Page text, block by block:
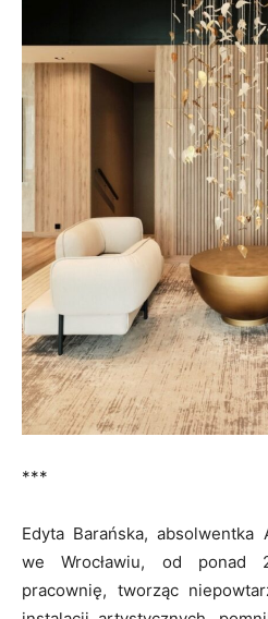
***
Edyta Barańska, absolwentka
we Wrocławiu, od ponad
pracownię, tworząc